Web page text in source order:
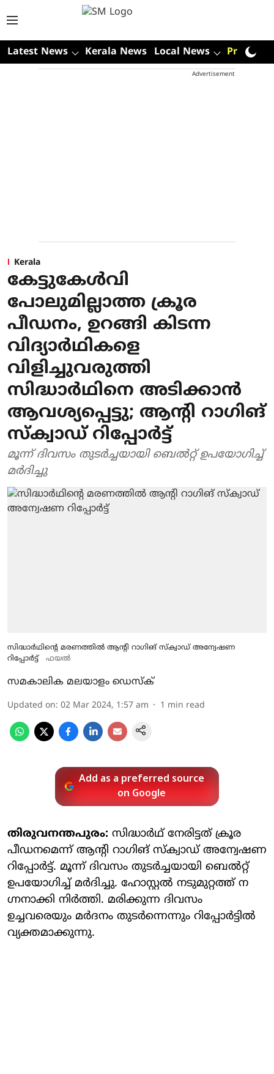
Latest News Kerala News Local News Premium
Advertisement
Kerala
കേട്ടുകേള്‍വി
പോലുമില്ലാത്ത ക്രൂര
പീഡനം, ഉറങ്ങി കിടന്ന
വിദ്യാര്‍ഥികളെ
വിളിച്ചുവരുത്തി
സിദ്ധാര്‍ഥിനെ അടിക്കാന്‍
ആവശ്യപ്പെട്ടു; ആന്റി റാ​ഗിങ്
സ്ക്വാഡ് റിപ്പോര്‍ട്ട്
മൂന്ന് ദിവസം തുടർച്ചയായി ബെൽറ്റ് ഉപയോ​ഗിച്ച്
മർദിച്ചു
സിദ്ധാർഥിന്റെ മരണത്തിൽ ആന്റി റാ​ഗിങ് സ്ക്വാഡ് അന്വേഷണ
റിപ്പോർട്ട്
ഫയല്‍
സമകാലിക മലയാളം ഡെസ്ക്
Updated on: 02 Mar 2024, 1:57 am 1 min read
Add as a preferred source
on Google
തിരുവനന്തപുരം: സിദ്ധാർഥ് നേരിട്ടത് ക്രൂര
പീഡനമെന്ന് ആന്റി റാ​ഗിങ് സ്ക്വാഡ് അന്വേഷണ
റിപ്പോർട്ട്. മൂന്ന് ദിവസം തുടർച്ചയായി ബെൽറ്റ്
ഉപയോ​ഗിച്ച് മർദിച്ചു. ഹോസ്റ്റൽ നടുമുറ്റത്ത് ന​
ഗ്നനാക്കി നിർത്തി. മരിക്കുന്ന ​ദിവസം
ഉച്ചവരെയും മർദനം തുടർന്നെന്നും റിപ്പോർട്ടിൽ
വ്യക്തമാക്കുന്നു.